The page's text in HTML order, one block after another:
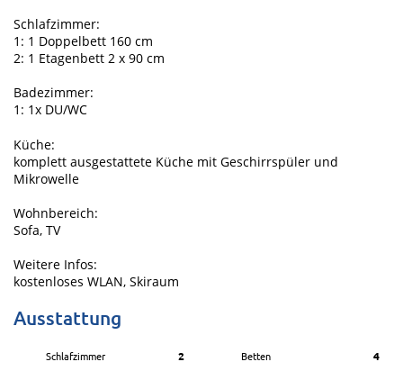
Schlafzimmer:
1: 1 Doppelbett 160 cm
2: 1 Etagenbett 2 x 90 cm
Badezimmer:
1: 1x DU/WC
Küche:
komplett ausgestattete Küche mit Geschirrspüler und
Mikrowelle
Wohnbereich:
Sofa, TV
Weitere Infos:
kostenloses WLAN, Skiraum
Ausstattung
Schlafzimmer 2 Betten 4